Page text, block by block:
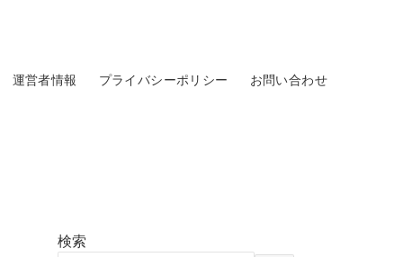
運営者情報 プライバシーポリシー お問い合わせ
検索